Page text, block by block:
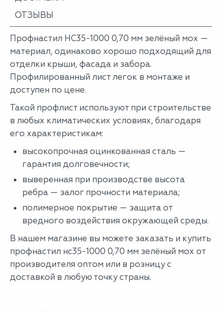
ОТЗЫВЫ
Профнастил НС35-1000 0,70 мм зелёный мох —
материал, одинаково хорошо подходящий для
отделки крыши, фасада и забора.
Профилированный лист легок в монтаже и
доступен по цене.
Такой профлист используют при строительстве
в любых климатических условиях, благодаря
его характеристикам:
высокопрочная оцинкованная сталь —
гарантия долговечности;
выверенная при производстве высота
ребра — залог прочности материала;
полимерное покрытие — защита от
вредного воздействия окружающей среды.
В нашем магазине вы можете заказать и купить
профнастил нс35-1000 0,70 мм зелёный мох от
производителя оптом или в розницу с
доставкой в любую точку страны.